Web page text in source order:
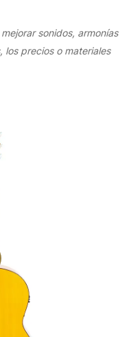
sonidos, armonías
los precios o materiales